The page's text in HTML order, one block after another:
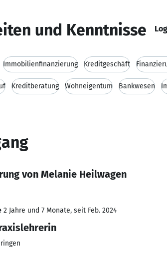
und Kenntnisse
Immobilienfinanzierung Kreditgeschäft
Kreditberatung Wohneigentum Bankwesen
von Melanie Heilwagen
2 Jahre und 7 Monate, seit Feb. 2024